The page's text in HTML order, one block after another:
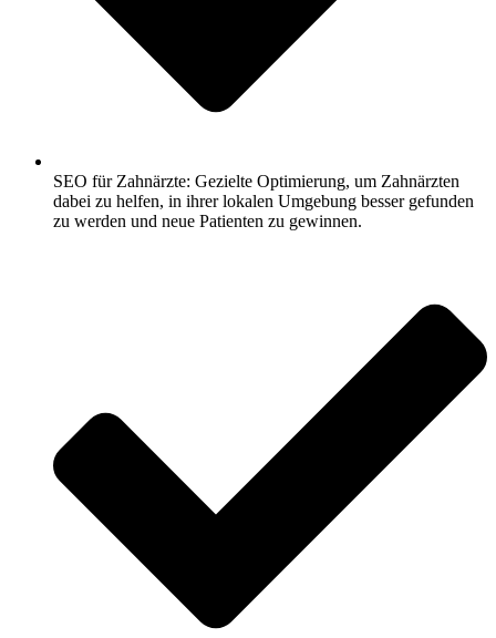
SEO für Zahnärzte: Gezielte Optimierung, um Zahnärzten
dabei zu helfen, in ihrer lokalen Umgebung besser gefunden
zu werden und neue Patienten zu gewinnen.